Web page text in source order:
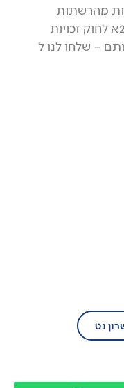
מהרשתות
החברתיות בשימוש לפי סעיף 27א לחוק זכויות
– שלחו לנו ל
נט